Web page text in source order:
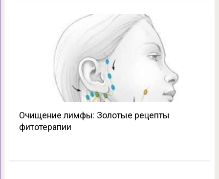
Очищение лимфы: Золотые рецепты
фитотерапии